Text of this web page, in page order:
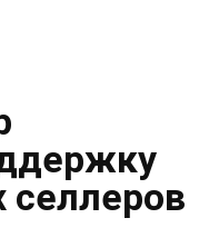
селлеров